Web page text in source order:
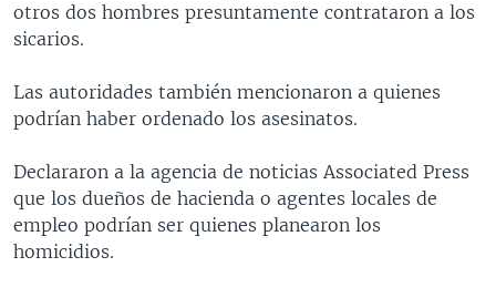
LAS CLAVES
BUENOS DÍAS AMÉRICA
EL MUNDO AL DÍA [RADIO]
DEPORTIVO INTERNACIONAL
NOTA ECONÓMICA
ENTRETENIMIENTO
Learning English
SÍGANOS
Idiomas
otros dos hombres presuntamente contrataron a los
sicarios.
Las autoridades también mencionaron a quienes
podrían haber ordenado los asesinatos.
Declararon a la agencia de noticias Associated Press
que los dueños de hacienda o agentes locales de
empleo podrían ser quienes planearon los
homicidios.